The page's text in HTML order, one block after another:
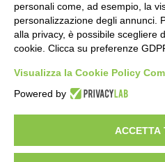
Il potenziale invisibile: come
curiosità guida l’evoluzione
1 giorno fa
Milano tra tradizione e
battito sottile di una
evoluzione
personali come, ad esempio, la
personalizzazione degli annunci.
alla privacy, è possibile scegliere
cookie. Clicca su preferenze
Visualizza la Cookie Policy
Powered by
ACCETTA